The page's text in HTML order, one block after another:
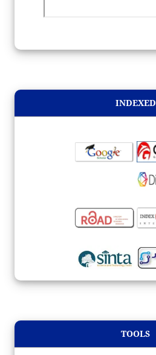
INDEXED
TOOLS